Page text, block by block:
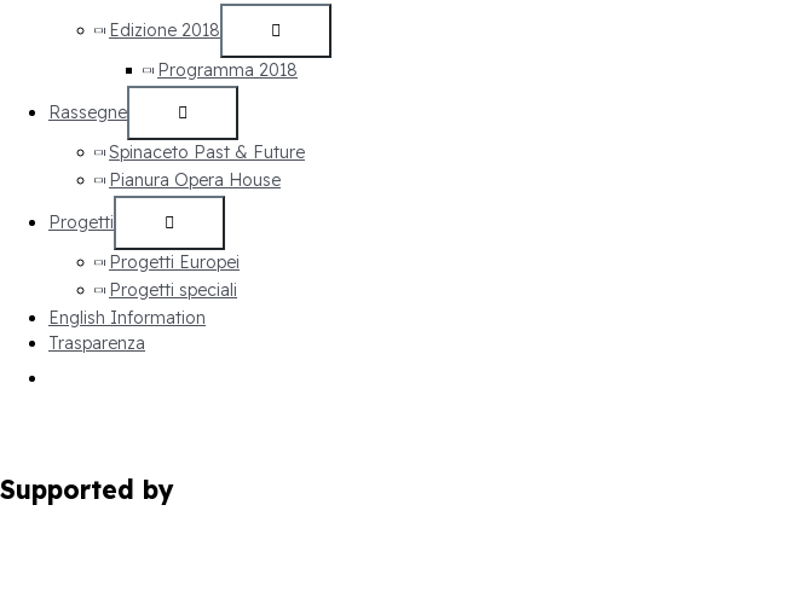
Edizione 2018
Programma 2018
Rassegne
Spinaceto Past & Future
Pianura Opera House
Progetti
Progetti Europei
Progetti speciali
English Information
Trasparenza
Supported by